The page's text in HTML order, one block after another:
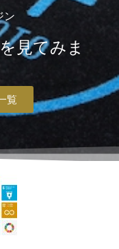
ン
見てみま
覧